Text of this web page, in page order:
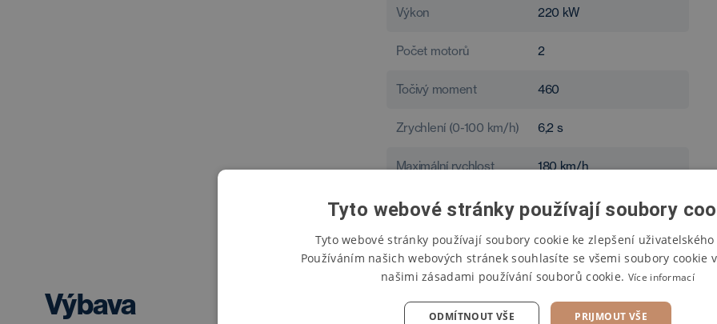
Výkon 220 kW
Počet motorů 2
Točivý moment 460
Zrychlení (0-100 km/h) 6,2 s
Maximální rychlost 180km/h
Spotřeba 21,3kWh/100 km
Výbava
Tyto webové stránky používají soubory
Tyto webové stránky používají soubory cookie ke zlepšení
Používáním našich webových stránek souhlasíte se všemi soubory cookie
našimi zásadami používání souborů cookie. Více informací
PRIJMOUT VŠE
ODMÍTNOUT VŠE